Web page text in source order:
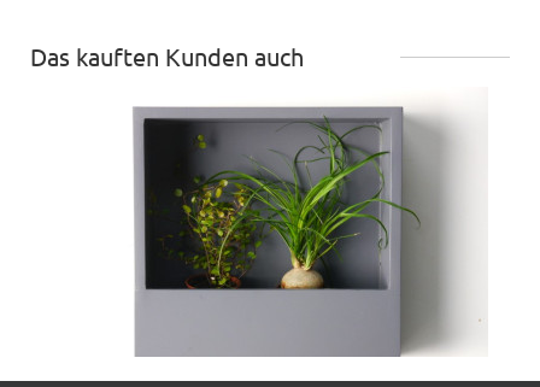
Das kauften Kunden auch